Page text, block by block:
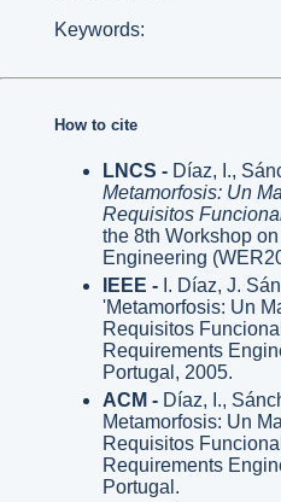
Keywords:
How to cite
LNCS - Díaz, I.,
Metamorfosis: Un
Requisitos
the 8th Workshop
Engineering
IEEE - I. Díaz, J.
'Metamorfosis: Un
Requisitos
Requirements
Portugal, 2005.
ACM - Díaz, I.,
Metamorfosis: Un
Requisitos
Requirements
Portugal.